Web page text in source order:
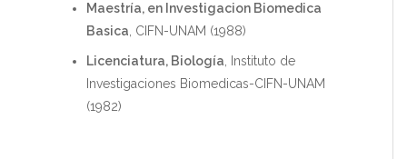
Maestría, en Investigacion Biomedica
Basica, CIFN-UNAM (1988)
Licenciatura, Biología, Instituto de
Investigaciones Biomedicas-CIFN-UNAM
(1982)